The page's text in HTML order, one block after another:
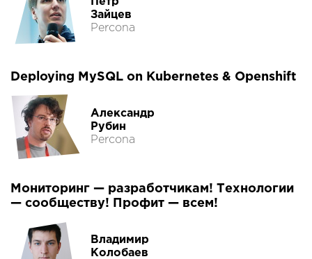
Зайцев
Percona
Deploying MySQL on Kubernetes & Openshift
Александр
Рубин
Percona
Мониторинг — разработчикам! Технологии
— сообществу! Профит — всем!
Владимир
Колобаев